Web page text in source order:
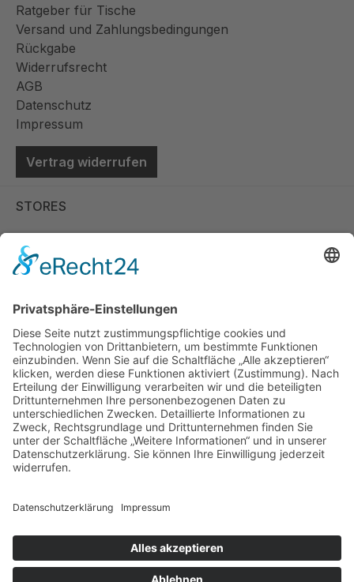
Ratgeber für Tische
Versand und Zahlungsbedingungen
Rückgabe
Widerrufsrecht
AGB
Datenschutz
Impressum
Vertrag widerrufen
STORES
Store Viernheim
Store Berlin
Handelspartner Köln
SICHERE BEZAHLUNG
ZUVERLÄSSIGER VERSAND
Alle Preise inkl. gesetzl. Mehrwertsteuer zzgl.